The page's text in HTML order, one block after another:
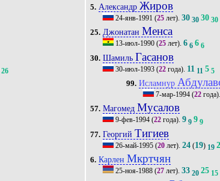
26
5. Александр Жиров
24-янв-1991 (25 лет).30 30 30 30
25. Джонатан Менса
13-июл-1990 (25 лет).6 6 6 6
30. Шамиль Гасанов
30-июл-1993 (22 года). 11 11 5 5
99. Исламнур
7-мар-1994(22
57. МагомедМусалов
9-фев-1994 (22 года).9 9 9 9
77. ГеоргийТигиев
26-май-1995 (20 лет).24 (19) 19
6. Карлен Мкртчян
25-ноя-1988 (27 лет).33 20 25 15